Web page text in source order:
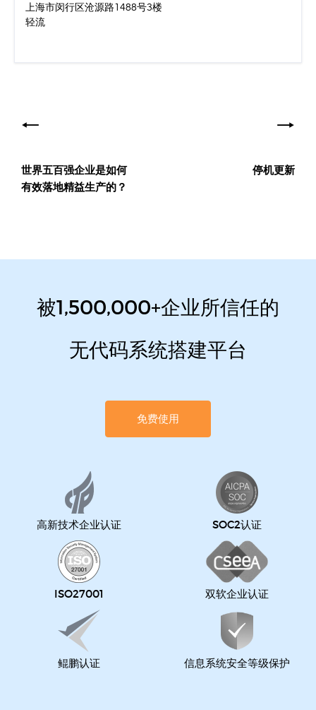
上海市闵行区沧源路1488号3楼
轻流
章
导
航世界五百强企业是如何
有效落地精益生产的？
停机更新
被1,500,000+企业所信任的
无代码系统搭建平台
免费使用
高新技术企业认证 SOC2认证
ISO27001 双软企业认证
鲲鹏认证 信息系统安全等级保护